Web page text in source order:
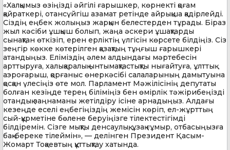
«Халқымыз өзіңізді әйгілі ғарышкер, көрнекті қоғам
қайраткері, отансүйгіш азамат ретінде айрықша қадірлейді.
Сіздің еңбек жолыңыз жарқын белестерден тұрады. Біраз
жыл кәсіби ұшқыш болып, жаңа әскери ұшақтарды
сынақтан өткізіп, ерен ерліктің үлгісін көрсете білдіңіз. Сіз
зеңгір көкке көтерілген қазақтың тұңғыш ғарышкері
атандыңыз. Еліміздің әлем алдындағы мәртебесін
арттыруға, халықаралық ынтымақтастықты нығайтуға, ұлттық
аэроғарыш, қорғаныс өнеркәсібі салаларының дамытуына
қосқан үлесіңіз өте мол. Парламент Мәжілісінің депутаты
болған кезіңде терең біліміңіз бен өмірлік тәжірибеңізді
отандық заңнаманы жетілдіру ісіне арнадыңыз. Алдағы
кезеңде еселі еңбегіңіздің жемісін көріп, ел-жұрттың
сый-құрметіне бөлене беруіңізге тілектестігімді
білдіремін. Сізге мықты денсаулық, ұзақ ғұмыр, отбасыңызға
бақ-береке тілеймін», — делінген Президент Қасым-
Жомарт Тоқаевтың құттықтау хатында.